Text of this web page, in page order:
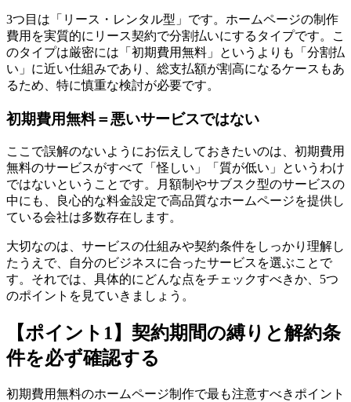
3つ目は「リース・レンタル型」です。ホームページの制作
費用を実質的にリース契約で分割払いにするタイプです。こ
のタイプは厳密には「初期費用無料」というよりも「分割払
い」に近い仕組みであり、総支払額が割高になるケースもあ
るため、特に慎重な検討が必要です。
初期費用無料＝悪いサービスではない
ここで誤解のないようにお伝えしておきたいのは、初期費用
無料のサービスがすべて「怪しい」「質が低い」というわけ
ではないということです。月額制やサブスク型のサービスの
中にも、良心的な料金設定で高品質なホームページを提供し
ている会社は多数存在します。
大切なのは、サービスの仕組みや契約条件をしっかり理解し
たうえで、自分のビジネスに合ったサービスを選ぶことで
す。それでは、具体的にどんな点をチェックすべきか、5つ
のポイントを見ていきましょう。
【ポイント1】契約期間の縛りと解約条
件を必ず確認する
初期費用無料のホームページ制作で最も注意すべきポイント